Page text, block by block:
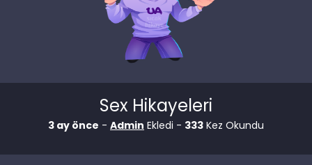
Sex Hikayeleri
3 ay önce - Admin Ekledi - 333 Kez Okundu